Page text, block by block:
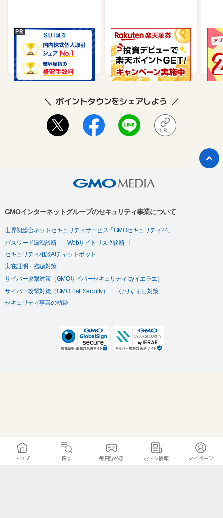
SBI証券【新規口座開設
完了】
9,565 17,000
楽天証券【総合口座開設
完了】
7,500
【
行】
ポイントタウンをシェアしよう
GMOインターネットグループのセキュリティ事業について
世界初総合ネットセキュリティサービス「GMOセキュリティ24」
パスワード漏洩診断
Webサイトリスク診断
セキュリティ相談AIチャットボット
実在証明・盗聴対策
サイバー攻撃対策（GMOサイバーセキュリティ byイエラエ）
サイバー攻撃対策（GMO Flatt Security）
なりすまし対策
セキュリティ事業の軌跡
トップ 探す 毎日貯める おトク情報 マイページ